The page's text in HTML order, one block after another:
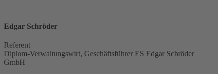
Edgar Schröder
Referent
Diplom-Verwaltungswirt, Geschäftsführer ES Edgar Schröder
GmbH